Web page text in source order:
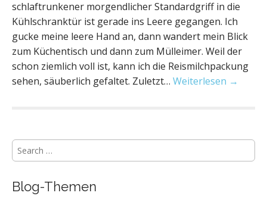
schlaftrunkener morgendlicher Standardgriff in die
Kühlschranktür ist gerade ins Leere gegangen. Ich
gucke meine leere Hand an, dann wandert mein Blick
zum Küchentisch und dann zum Mülleimer. Weil der
schon ziemlich voll ist, kann ich die Reismilchpackung
sehen, säuberlich gefaltet. Zuletzt… Weiterlesen →
S
e
r
cBlog-Themen